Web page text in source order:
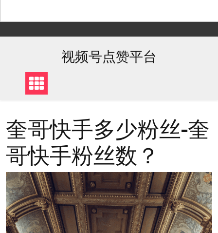
to
视频号点赞平台
奎哥快手多少粉丝-奎
哥快手粉丝数？